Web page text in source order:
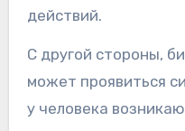
действий.
С другой стороны,
может проявиться
у человека